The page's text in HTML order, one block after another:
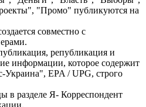
"Промо" публикуются на
совместно с
републикация и
информации, которое содержит
Украина", EPA / UPG, строго
в разделе Я- Корреспондент